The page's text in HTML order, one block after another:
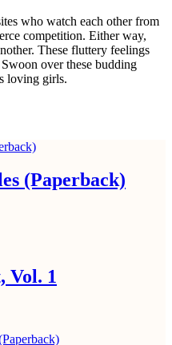
who watch each other from
competition. Either way,
These fluttery feelings
over these budding
loving girls.
(Paperback)
Vol. 1